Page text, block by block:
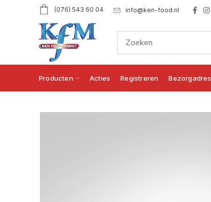
(076) 543 60 04 info@ken-food.nl
Producten Acties Registreren Bezorgadres